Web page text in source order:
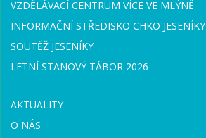
VZDĚLÁVACÍ CENTRUM VÍCE VE MLÝNĚ
INFORMAČNÍ STŘEDISKO CHKO JESENÍKY
SOUTĚŽ JESENÍKY
LETNÍ STANOVÝ TÁBOR 2026
AKTUALITY
O NÁS